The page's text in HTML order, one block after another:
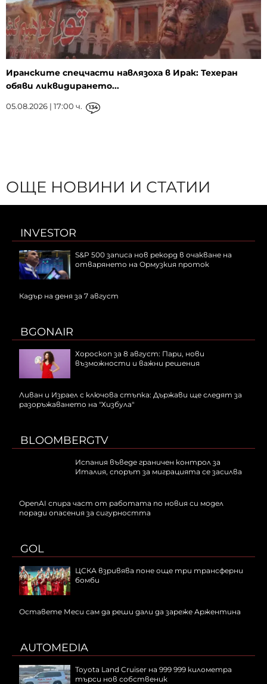
Иранските спецчасти навлязоха в Ирак: Техеран
обяви ликвидирането...
05.08.2026 | 17:00 ч. 134
ОЩЕ НОВИНИ И СТАТИИ
INVESTOR
S&P 500 записа нов рекорд в очакване на
отварянето на Ормузкия проток
Кадър на деня за 7 август
BGONAIR
Хороскоп за 8 август: Пари, нови
възможности и важни решения
Ливан и Израел с ключова стъпка: Държави ще следят за
разоръжаването на "Хизбула"
BLOOMBERGTV
Испания въведе граничен контрол за
Италия, спорът за миграцията се засилва
OpenAI спира част от работата по новия си модел
поради опасения за сигурността
GOL
ЦСКА взривява поне още три трансферни
бомби
Оставете Меси сам да реши дали да зареже Аржентина
AUTOMEDIA
Toyota Land Cruiser на 999 999 километра
търси нов собственик